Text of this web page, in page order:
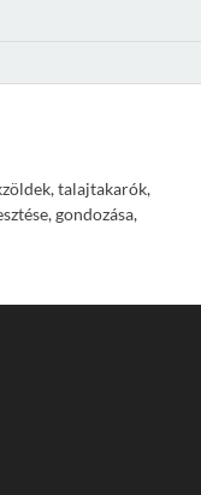
talajtakarók,
gondozása,